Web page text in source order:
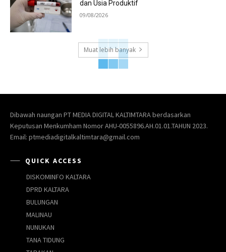
dan Usia Produktif
09/08/2026
Muat lebih banyak
Dibawah naungan PT MEDIA DIGITAL KALTIMTARA berdasarkan
Keputusan Menkumham Nomor AHU-0055896.AH.01.01.TAHUN 2023.
Email: ptmediadigitalkaltimtara@gmail.com
QUICK ACCESS
DISKOMINFO KALTARA
DPRD KALTARA
BULUNGAN
MALINAU
NUNUKAN
TANA TIDUNG